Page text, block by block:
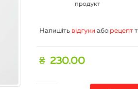
продукт
Напишіть відгуки або рецепт
₴ 230.00